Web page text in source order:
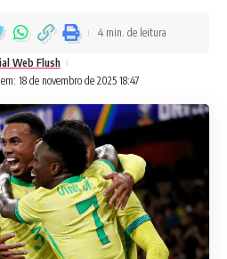
18 de novembro de 2025 18:47
Web Flush
4 min. de leitura